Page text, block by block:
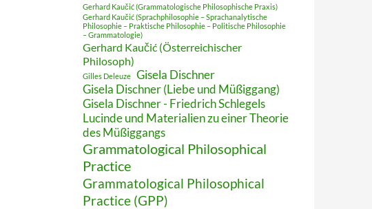
Gerhard Kaučić (Grammatologische Philosophische Praxis)
Gerhard Kaučić (Sprachphilosophie – Sprachanalytische
Philosophie – Praktische Philosophie – Politische Philosophie
– Grammatologie)
Gerhard Kaučić (Österreichischer
Philosoph)
Gilles Deleuze
Gisela Dischner
Gisela Dischner (Liebe und Müßiggang)
Gisela Dischner - Friedrich Schlegels
Lucinde und Materialien zu einer Theorie
des Müßiggangs
Grammatological Philosophical
Practice
Grammatological Philosophical
Practice (GPP)